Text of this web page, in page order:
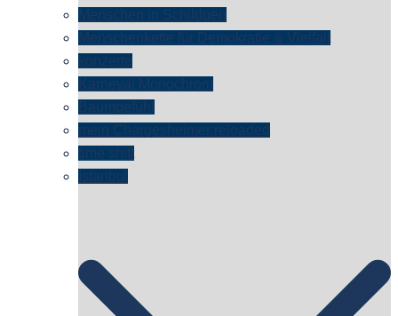
Menschen in Schildgen
Menschenkette für Demokratie & Vielfalt
konzerte
Karneval Monochrom
Baumgefühl
mein Chargesheimer reloaded
time shift
Istanbul